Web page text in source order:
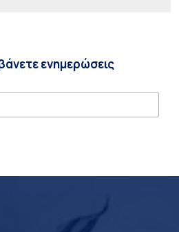
ενημερώσεις